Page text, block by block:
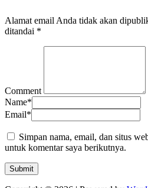
Alamat email Anda tidak akan
ditandai *
Comment
Name*
Email*
Simpan nama, email, dan situs
untuk komentar saya berikutnya.